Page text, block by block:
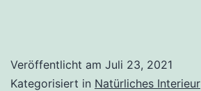
Veröffentlicht am Juli 23, 2021
Kategorisiert in Natürliches Interieur